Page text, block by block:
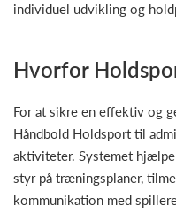
individuel udvikling og
Hvorfor
For at sikre en effektiv og
Håndbold Holdsport til
aktiviteter. Systemet
styr på træningsplaner,
kommunikation med